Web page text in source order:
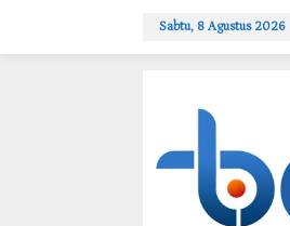
w
Sabtu, 8 Agustus 2026